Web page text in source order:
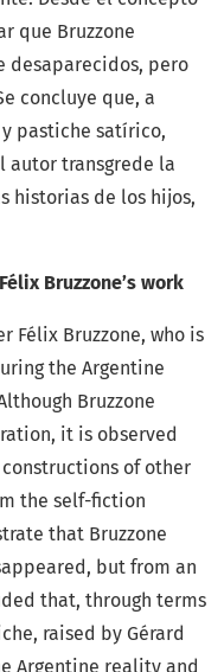
que Bruzzone
desaparecidos, pero
concluye que, a
pastiche satírico,
autor transgrede la
historias de los hijos,
Bruzzone’s work
Félix Bruzzone, who is
the Argentine
Bruzzone
it is observed
of other
the self-fiction
that Bruzzone
but from an
that, through terms
raised by Gérard
Argentine reality and